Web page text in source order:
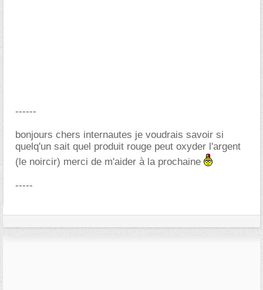
------
bonjours chers internautes je voudrais savoir si
quelq'un sait quel produit rouge peut oxyder l'argent
(le noircir) merci de m'aider à la prochaine
-----